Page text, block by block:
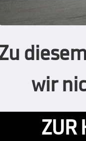
wir
ZUR